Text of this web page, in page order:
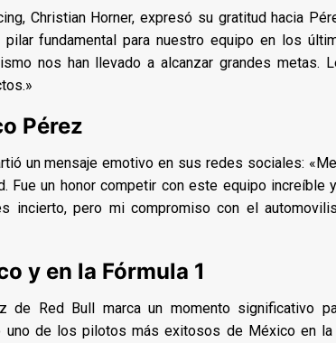
Christian Horner, expresó su gratitud hacia
fundamental para nuestro equipo en los
nos han llevado a alcanzar grandes metas.
Pérez
un mensaje emotivo en sus redes sociales:
Fue un honor competir con este equipo increíble
incierto, pero mi compromiso con el
y en la Fórmula 1
de Red Bull marca un momento significativo
uno de los pilotos más exitosos de México en la